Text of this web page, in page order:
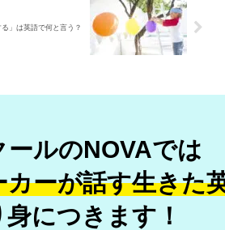
る」は英語で何と言う？
ールのNOVAでは
ーが話す生きた
につきます！